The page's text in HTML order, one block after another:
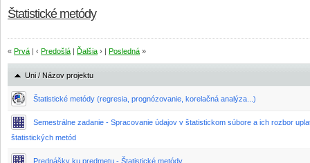
Štatistické metódy
« Prvá | ‹ Predošlá | Ďalšia › | Posledná »
Uni / Názov projektu
Štatistické metódy (regresia, prognózovanie, korelačná analýza...)
Semestrálne zadanie - Spracovanie údajov v štatistickom súbore a ich rozbor
štatistických metód
Prednášky ku predmetu - Štatistické metódy